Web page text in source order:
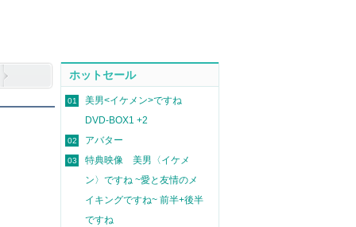
ホットセール
01
美男<イケメン>ですね
DVD-BOX1 +2
02 アバター
03
特典映像 美男〈イケメ
ン〉ですね ~愛と友情のメ
イキングですね~ 前半+後半
ですね